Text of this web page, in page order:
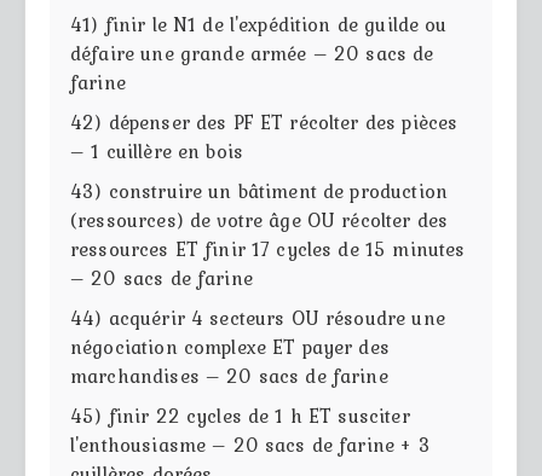
41) finir le N1 de l'expédition de guilde ou
défaire une grande armée – 20 sacs de
farine
42) dépenser des PF ET récolter des pièces
– 1 cuillère en bois
43) construire un bâtiment de production
(ressources) de votre âge OU récolter des
ressources ET finir 17 cycles de 15 minutes
– 20 sacs de farine
44) acquérir 4 secteurs OU résoudre une
négociation complexe ET payer des
marchandises – 20 sacs de farine
45) finir 22 cycles de 1 h ET susciter
l'enthousiasme – 20 sacs de farine + 3